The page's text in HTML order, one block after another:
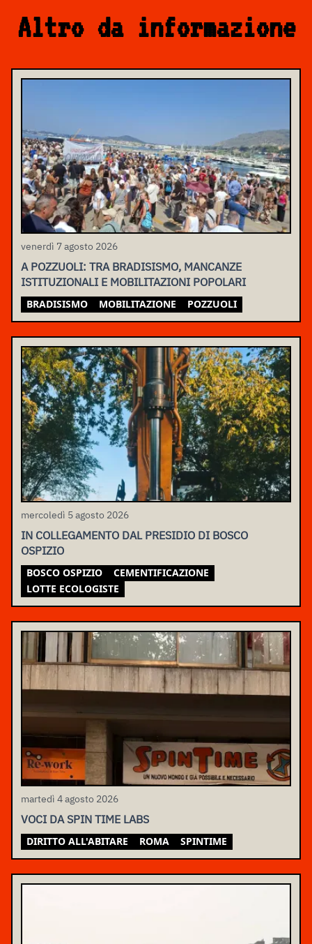
Altro da informazione
venerdì 7 agosto 2026
A POZZUOLI: TRA BRADISISMO, MANCANZE
ISTITUZIONALI E MOBILITAZIONI POPOLARI
BRADISISMO MOBILITAZIONE POZZUOLI
mercoledì 5 agosto 2026
IN COLLEGAMENTO DAL PRESIDIO DI BOSCO
OSPIZIO
BOSCO OSPIZIO
CEMENTIFICAZIONE
LOTTE ECOLOGISTE
martedì 4 agosto 2026
VOCI DA SPIN TIME LABS
DIRITTO ALL'ABITARE ROMA SPINTIME